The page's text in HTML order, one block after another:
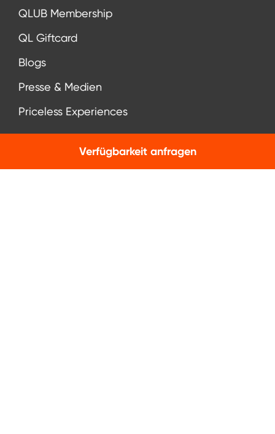
Verfügbarkeit anfragen
QLUB Membership
QL Giftcard
Blogs
Presse & Medien
Priceless Experiences
KONTAKT